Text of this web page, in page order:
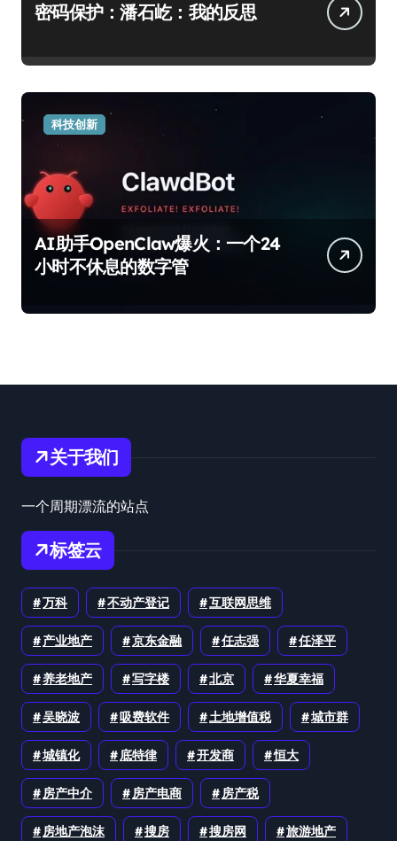
密码保护：潘石屹：我的反思
科技创新
AI助手OpenClaw爆火：一个24
小时不休息的数字管
关于我们
一个周期漂流的站点
标签云
万科 不动产登记 互联网思维
产业地产 京东金融 任志强 任泽平
养老地产 写字楼 北京 华夏幸福
吴晓波 吸费软件 土地增值税 城市群
城镇化 底特律 开发商 恒大
房产中介 房产电商 房产税
房地产泡沫 搜房 搜房网 旅游地产